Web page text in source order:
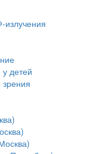
излучения
детей
зрения